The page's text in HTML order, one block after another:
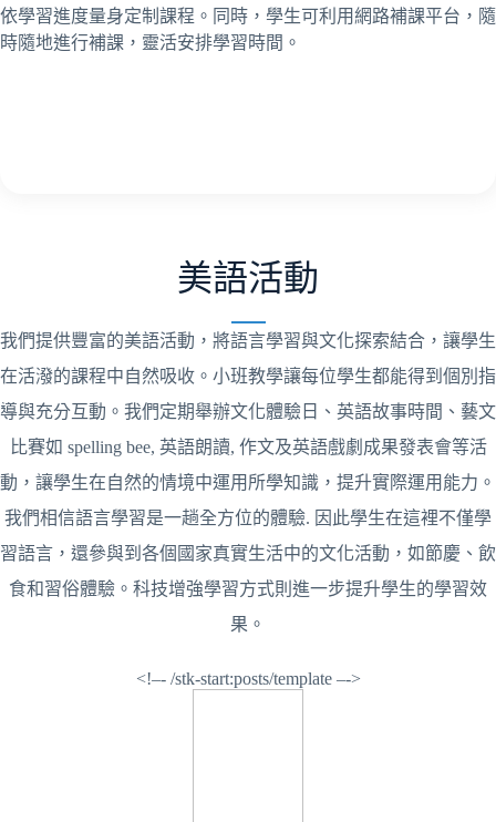
依學習進度量身定制課程。同時，學生可利用網路補課平台，隨
時隨地進行補課，靈活安排學習時間。
美語活動
我們提供豐富的美語活動，將語言學習與文化探索結合，讓學生
在活潑的課程中自然吸收。小班教學讓每位學生都能得到個別指
導與充分互動。我們定期舉辦文化體驗日、英語故事時間、藝文
比賽如 spelling bee, 英語朗讀, 作文及英語戲劇成果發表會等活
動，讓學生在自然的情境中運用所學知識，提升實際運用能力。
我們相信語言學習是一趟全方位的體驗. 因此學生在這裡不僅學
習語言，還參與到各個國家真實生活中的文化活動，如節慶、飲
食和習俗體驗。科技增強學習方式則進一步提升學生的學習效
果。
<!–- /stk-start:posts/template –->